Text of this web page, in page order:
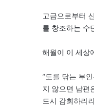
고금으로부터
를 창조하는 수
해월이 이 세상
“도를 닦는 부
지 않으면 남편
드시 감회하리